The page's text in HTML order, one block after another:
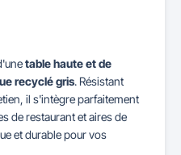
table haute et de
recyclé gris. Résistant
il s'intègre parfaitement
de restaurant et aires de
et durable pour vos